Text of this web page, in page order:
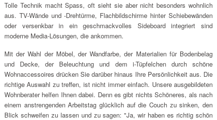
Tolle Technik macht Spass, oft sieht sie aber nicht besonders wohnlich
aus. TV-Wände und -Drehtürme, Flachbildschirme hinter Schiebewänden
oder versenkbar in ein geschmackvolles Sideboard integriert sind
moderne Media-Lösungen, die ankommen.
Mit der Wahl der Möbel, der Wandfarbe, der Materialien für Bodenbelag
und Decke, der Beleuchtung und dem i-Tüpfelchen durch schöne
Wohnaccessoires drücken Sie darüber hinaus Ihre Persönlichkeit aus. Die
richtige Auswahl zu treffen, ist nicht immer einfach. Unsere ausgebildeten
Wohnberater helfen Ihnen dabei. Denn es gibt nichts Schöneres, als nach
einem anstrengenden Arbeitstag glücklich auf die Couch zu sinken, den
Blick schweifen zu lassen und zu sagen: "Ja, wir haben es richtig schön